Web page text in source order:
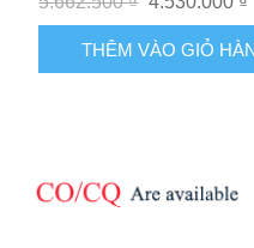
THÊM VÀO GIỎ